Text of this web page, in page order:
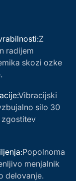
Z
radijem
skozi ozke
Vibracijski
silo 30
zgostitev
Popolnoma
menjalnik
delovanje.